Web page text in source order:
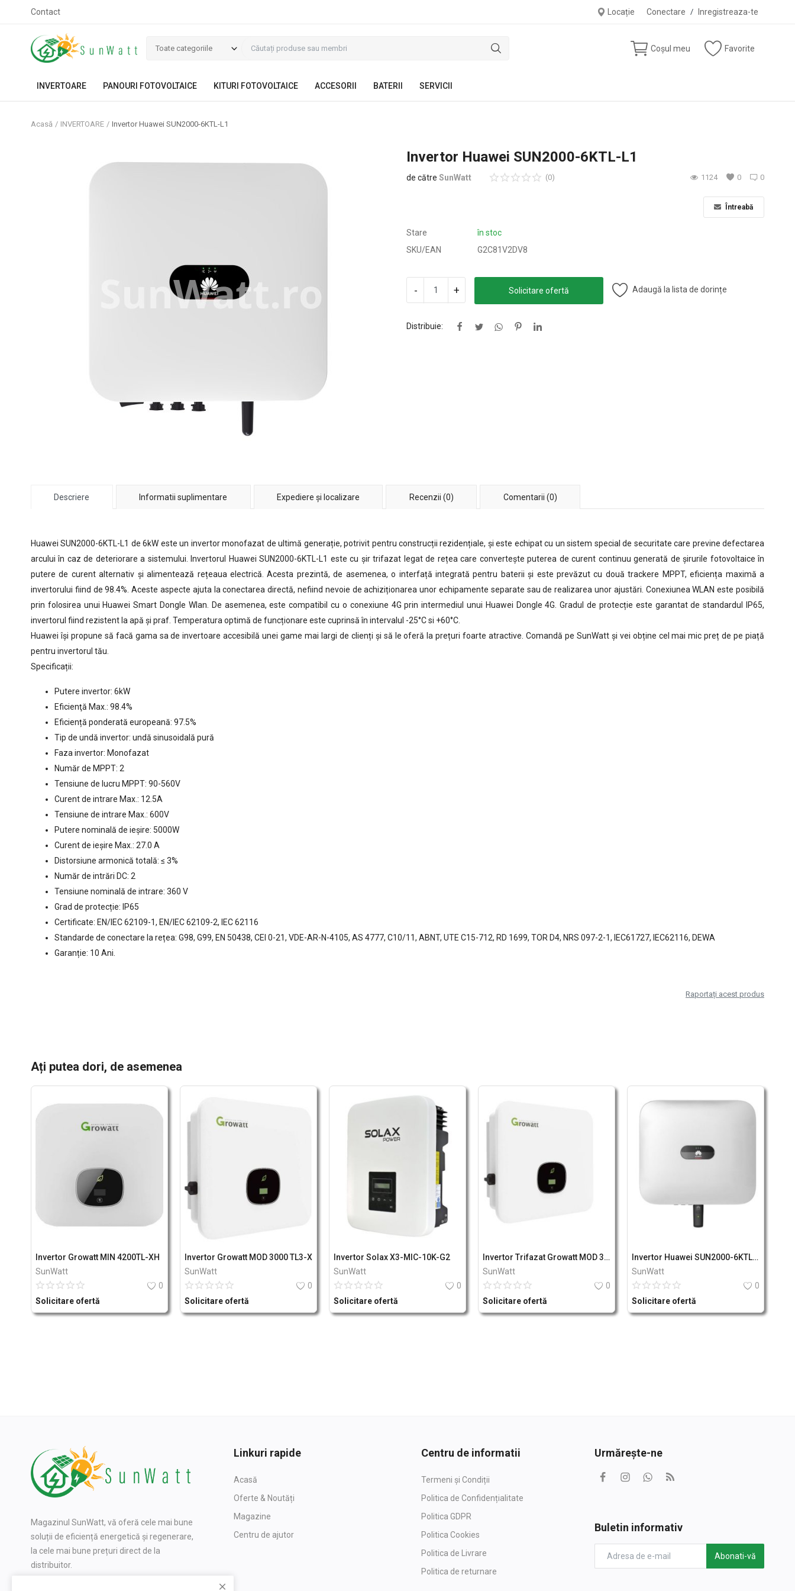
Contact Locație Conectare / Inregistreaza-te
Toate categoriile Coșul meu Favorite
INVERTOARE PANOURI FOTOVOLTAICE KITURI FOTOVOLTAICE ACCESORII BATERII SERVICII
Acasă INVERTOARE Invertor Huawei SUN2000-6KTL-L1
Invertor Huawei SUN2000-6KTL-L1
de către SunWatt 0
(0) 0
1124
Întreabă
Stare
în stoc
SKU/EAN
G2C81V2DV8
- + Solicitare ofertă Adaugă la lista de dorințe
Distribuie:
Descriere Informatii suplimentare Expediere și localizare Recenzii (0) Comentarii (0)
Huawei SUN2000-6KTL-L1 de 6kW este un invertor monofazat de ultimă generație, potrivit pentru construcții rezidențiale, și este echipat cu un sistem special de securitate care previne defectarea
arcului în caz de deteriorare a sistemului. Invertorul Huawei SUN2000-6KTL-L1 este cu șir trifazat legat de rețea care convertește puterea de curent continuu generată de șirurile fotovoltaice în
putere de curent alternativ și alimentează rețeaua electrică. Acesta prezintă, de asemenea, o interfață integrată pentru baterii și este prevăzut cu două trackere MPPT, eficiența maximă a
invertorului fiind de 98.4%. Aceste aspecte ajuta la conectarea directă, nefiind nevoie de achiziționarea unor echipamente separate sau de realizarea unor ajustări. Conexiunea WLAN este posibilă
prin folosirea unui Huawei Smart Dongle Wlan. De asemenea, este compatibil cu o conexiune 4G prin intermediul unui Huawei Dongle 4G. Gradul de protecție este garantat de standardul IP65,
invertorul fiind rezistent la apă și praf. Temperatura optimă de funcționare este cuprinsă în intervalul -25°C si +60°C.
Huawei își propune să facă gama sa de invertoare accesibilă unei game mai largi de clienți și să le oferă la prețuri foarte atractive. Comandă pe SunWatt și vei obține cel mai mic preț de pe piață
pentru invertorul tău.
Specificații:
Putere invertor: 6kW
Eficienţă Max.: 98.4%
Eficiență ponderată europeană: 97.5%
Tip de undă invertor: undă sinusoidală pură
Faza invertor: Monofazat
Număr de MPPT: 2
Tensiune de lucru MPPT: 90-560V
Curent de intrare Max.: 12.5A
Tensiune de intrare Max.: 600V
Putere nominală de ieșire: 5000W
Curent de ieșire Max.: 27.0 A
Distorsiune armonică totală: ≤ 3%
Număr de intrări DC: 2
Tensiune nominală de intrare: 360 V
Grad de protecție: IP65
Certificate: EN/IEC 62109-1, EN/IEC 62109-2, IEC 62116
Standarde de conectare la rețea: G98, G99, EN 50438, CEI 0-21, VDE-AR-N-4105, AS 4777, C10/11, ABNT, UTE C15-712, RD 1699, TOR D4, NRS 097-2-1, IEC61727, IEC62116, DEWA
Garanție: 10 Ani.
Raportați acest produs
Ați putea dori, de asemenea
Invertor Growatt MIN 4200TL-XH
SunWatt
0
Solicitare ofertă
Invertor Growatt MOD 3000 TL3-X
SunWatt
0
Solicitare ofertă
Invertor Solax X3-MIC-10K-G2
SunWatt
0
Solicitare ofertă
Invertor Trifazat Growatt MOD 3000 TL3-XH 3kW
SunWatt
0
Solicitare ofertă
Invertor Huawei SUN2000-6KTL-M1
SunWatt
0
Solicitare ofertă
Magazinul SunWatt, vă oferă cele mai bune
soluții de eficiență energetică și regenerare,
la cele mai bune prețuri direct de la
distribuitor.
Linkuri rapide
Acasă
Oferte & Noutăți
Magazine
Centru de ajutor
Centru de informatii
Termeni și Condiții
Politica de Confidențialitate
Politica GDPR
Politica Cookies
Politica de Livrare
Politica de returnare
Urmărește-ne
Buletin informativ
Abonati-vă